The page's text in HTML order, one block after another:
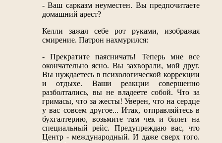
- Ваш сарказм неуместен. Вы предпочитаете
домашний арест?
Келли зажал себе рот руками, изображая
смирение. Патрон нахмурился:
- Прекратите паясничать! Теперь мне все
окончательно ясно. Вы захворали, мой друг.
Вы нуждаетесь в психологической коррекции
и отдыхе. Ваши реакции совершенно
разболтались, вы не владеете собой. Что за
гримасы, что за жесты! Уверен, что на сердце
у вас совсем другое... Итак, отправляйтесь в
бухгалтерию, возьмите там чек и билет на
специальный рейс. Предупреждаю вас, что
Центр - международный. И даже сверх того.